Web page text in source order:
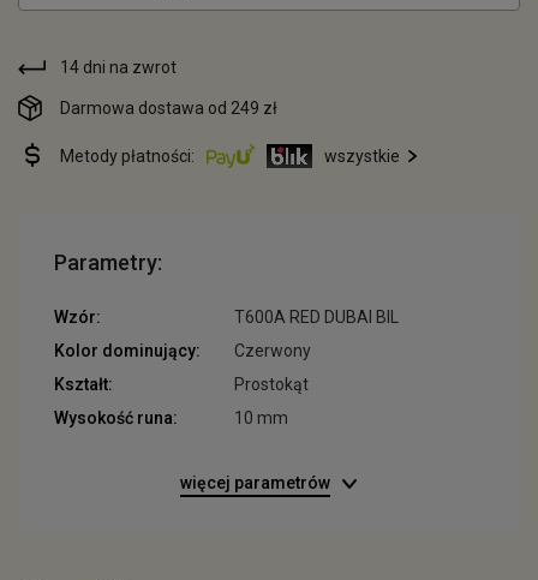
14 dni na zwrot
Darmowa dostawa od 249 zł
Metody płatności: wszystkie
Parametry:
Wzór:
T600A RED DUBAI BIL
Kolor dominujący:
Czerwony
Kształt:
Prostokąt
Wysokość runa:
10 mm
więcej parametrów